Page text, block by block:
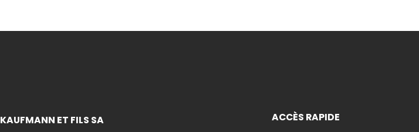
KAUFMANN ET FILS SA ACCÈS RAPIDE